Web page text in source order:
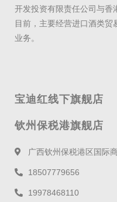
开发投资有限责任公司与香
目前，主要经营进口酒类
业务。
宝迪红线下旗舰店
钦州保税港旗舰店
广西钦州保税港区国际
18507779656
19978468110